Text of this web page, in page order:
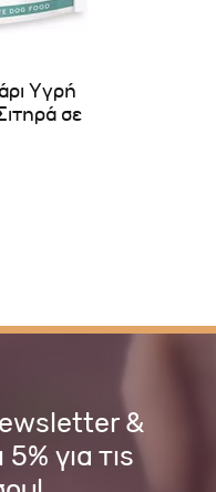
Υγρή
σε
&
για τις